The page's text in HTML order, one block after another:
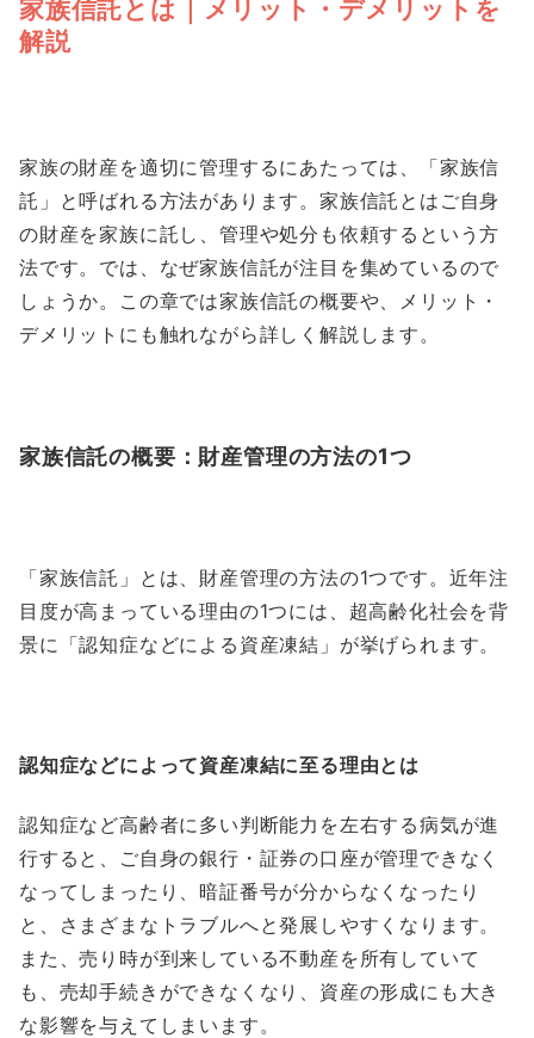
家族信託とは｜メリット・デメリットを
解説
家族の財産を適切に管理するにあたっては、「家族信
託」と呼ばれる方法があります。家族信託とはご自身
の財産を家族に託し、管理や処分も依頼するという方
法です。では、なぜ家族信託が注目を集めているので
しょうか。この章では家族信託の概要や、メリット・
デメリットにも触れながら詳しく解説します。
家族信託の概要：財産管理の方法の1つ
「家族信託」とは、財産管理の方法の1つです。近年注
目度が高まっている理由の1つには、超高齢化社会を背
景に「認知症などによる資産凍結」が挙げられます。
認知症などによって資産凍結に至る理由とは
認知症など高齢者に多い判断能力を左右する病気が進
行すると、ご自身の銀行・証券の口座が管理できなく
なってしまったり、暗証番号が分からなくなったり
と、さまざまなトラブルへと発展しやすくなります。
また、売り時が到来している不動産を所有していて
も、売却手続きができなくなり、資産の形成にも大き
な影響を与えてしまいます。